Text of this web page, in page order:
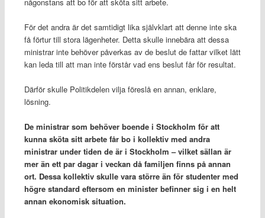
För det andra är det samtidigt lika självklart att denne inte ska
få förtur till stora lägenheter. Detta skulle innebära att dessa
ministrar inte behöver påverkas av de beslut de fattar vilket lätt
kan leda till att man inte förstår vad ens beslut får för resultat.
Därför skulle Politikdelen vilja föreslå en annan, enklare,
lösning.
De ministrar som behöver boende i Stockholm för att
kunna sköta sitt arbete får bo i kollektiv med andra
ministrar under tiden de är i Stockholm – vilket sällan är
mer än ett par dagar i veckan då familjen finns på annan
ort. Dessa kollektiv skulle vara större än för studenter med
högre standard eftersom en minister befinner sig i en helt
annan ekonomisk situation.